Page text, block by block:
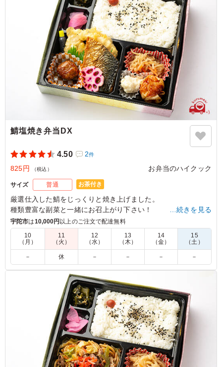
奈良県奈良市登大路町2026/04/30
鯖塩焼き弁当DX
4.50 2件
825円 （税込） お弁当のハイクック
サイズ 普通 お茶付き
厳選仕入した鯖をじっくりと焼き上げました。
種類豊富な副菜と一緒にお召上がり下さい！
4.5
リーズナブルなのに、安っぽく見えずボリュームもありま
す。（写真ほどはないかも） おかずとご飯のバランスも
ちょうど良く、冷めても美味しかったです。 ご飯はプラ
スチックの入れ物に入った状態で収まってました。 さば
も脂がのってましたし、箸休めのおかずも美味しかったで
ご利用シーン：会議・セミナー›研修
大阪府羽曳野市はびきの2021/06/30
…続きを見る
宇陀市は10,000円以上のご注文で配達無料
10
（月）
11
（火）
12
（水）
13
（木）
14
（金）
15
（土）
－ 休 － － － －